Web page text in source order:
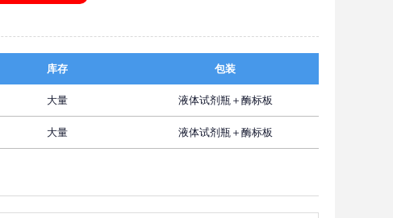
库存 包装
大量 液体试剂瓶＋酶标板
大量 液体试剂瓶＋酶标板